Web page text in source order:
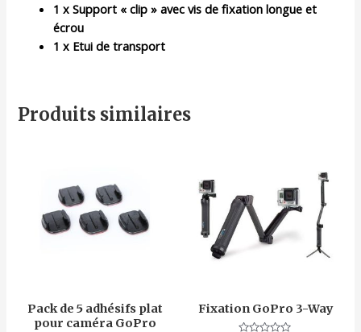
1 x Support « clip » avec vis de fixation longue et
écrou
1 x Etui de transport
Produits similaires
Pack de 5 adhésifs plat
pour caméra GoPro
Fixation GoPro 3-Way